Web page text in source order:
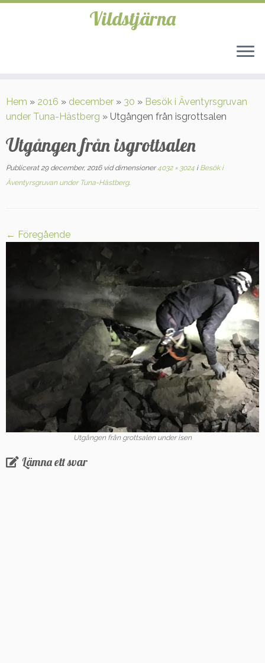
till
innehåll
Vildstjärna
Hem » 2016 » december » 30 » Besök i Äventyrsgruvan
under Tuna-Hästberg » Utgången från isgrottsalen
Utgången från isgrottsalen
Publicerat 29 december, 2016vid dimensioner4032 × 3024 iBesök i
Äventyrsgruvan under Tuna-Hästberg.
← Föregående
Utgången från grottsalen under isen
Lämna ett svar